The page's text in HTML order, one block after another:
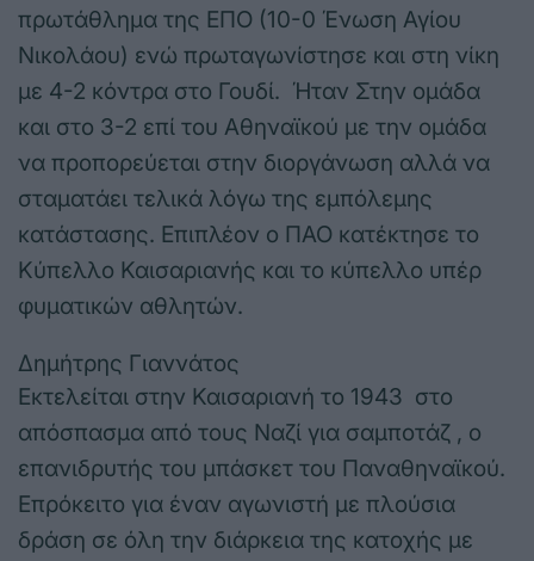
πρωτάθλημα της ΕΠΟ (10-0 Ένωση Αγίου
Νικολάου) ενώ πρωταγωνίστησε και στη νίκη
με 4-2 κόντρα στο Γουδί. Ήταν Στην ομάδα
και στο 3-2 επί του Αθηναϊκού με την ομάδα
να προπορεύεται στην διοργάνωση αλλά να
σταματάει τελικά λόγω της εμπόλεμης
κατάστασης. Επιπλέον ο ΠΑΟ κατέκτησε το
Κύπελλο Καισαριανής και το κύπελλο υπέρ
φυματικών αθλητών.
Δημήτρης Γιαννάτος
Εκτελείται στην Καισαριανή το 1943 στο
απόσπασμα από τους Ναζί για σαμποτάζ , ο
επανιδρυτής του μπάσκετ του Παναθηναϊκού.
Επρόκειτο για έναν αγωνιστή με πλούσια
δράση σε όλη την διάρκεια της κατοχής με